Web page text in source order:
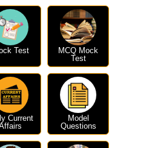
Test
MCQ Mock
Test
Current
Model
Questions